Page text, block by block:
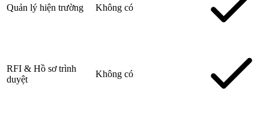
Quản lý hiện trường Không có
RFI & Hồ sơ trình
duyệt
Không có